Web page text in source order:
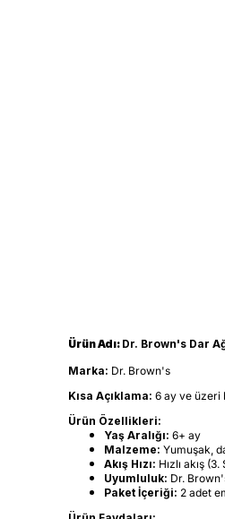
Ürün Adı: Dr. Brown's Dar
Marka: Dr. Brown's
Kısa Açıklama: 6 ay ve üzeri
Ürün Özellikleri:
Yaş Aralığı: 6+ ay
Malzeme: Yumuşak,
Akış Hızı: Hızlı akış
Uyumluluk: Dr.
Paket İçeriği: 2 adet